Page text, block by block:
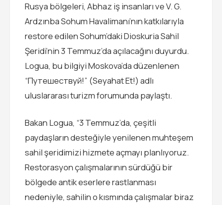
Rusya bölgeleri, Abhaz iş insanları ve V. G.
Ardzınba Sohum Havalimanı’nın katkılarıyla
restore edilen Sohum’daki Dioskuria Sahil
Şeridi’nin 3 Temmuz’da açılacağını duyurdu.
Logua, bu bilgiyi Moskova’da düzenlenen
“Путешествуй!” (Seyahat Et!) adlı
uluslararası turizm forumunda paylaştı.
Bakan Logua, “3 Temmuz’da, çeşitli
paydaşların desteğiyle yenilenen muhteşem
sahil şeridimizi hizmete açmayı planlıyoruz.
Restorasyon çalışmalarının sürdüğü bir
bölgede antik eserlere rastlanması
nedeniyle, sahilin o kısmında çalışmalar biraz